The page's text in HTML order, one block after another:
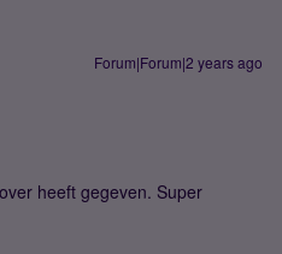
Forum|Forum|2 years ago
heeft gegeven. Super